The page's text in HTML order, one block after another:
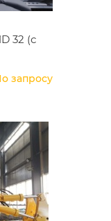
32 (с
запросу